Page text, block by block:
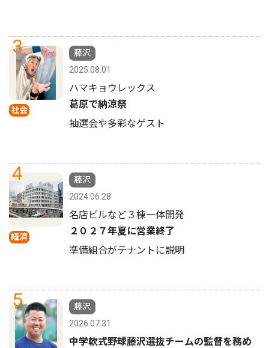
3
社会
藤沢
2025.08.01
ハマキョウレックス
葛原で納涼祭
抽選会や多彩なゲスト
4
経済
藤沢
2024.06.28
名店ビルなど３棟一体開発
２０２７年夏に営業終了
準備組合がテナントに説明
5
藤沢
2026.07.31
中学軟式野球藤沢選抜チームの監督を務め